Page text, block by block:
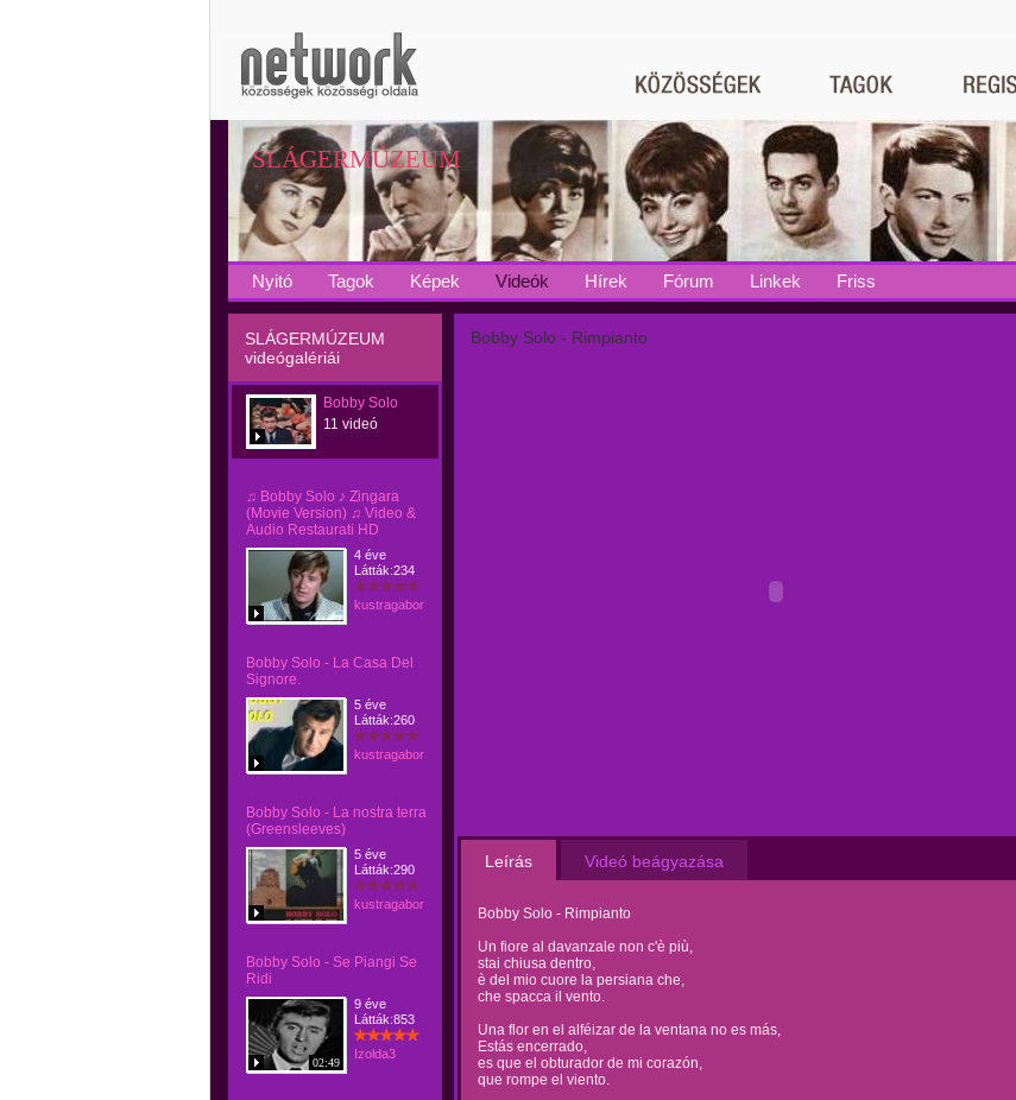
SLÁGERMÚZEUM
Nyitó Tagok Képek Videók Hírek Fórum Linkek Friss
SLÁGERMÚZEUM
videógalériái
Bobby Solo
11 videó
♫ Bobby Solo ♪ Zingara
(Movie Version) ♫ Video &
Audio Restaurati HD
4 éve
Látták:234
kustragabor
Bobby Solo - La Casa Del
Signore.
5 éve
Látták:260
kustragabor
Bobby Solo - La nostra terra
(Greensleeves)
5 éve
Látták:290
kustragabor
Bobby Solo - Se Piangi Se
Ridi
02:49
9 éve
Látták:853
Izolda3
Bobby Solo - Rimpianto
Leírás Videó beágyazása
Bobby Solo - Rimpianto
Un fiore al davanzale non c'è più,
stai chiusa dentro,
è del mio cuore la persiana che,
che spacca il vento.
Una flor en el alféizar de la ventana no es más,
Estás encerrado,
es que el obturador de mi corazón,
que rompe el viento.